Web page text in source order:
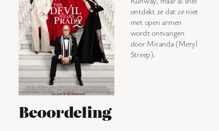
ontdekt ze dat ze niet
met open armen
wordt ontvangen
door Miranda (Meryl
Streep).
Beoordeling